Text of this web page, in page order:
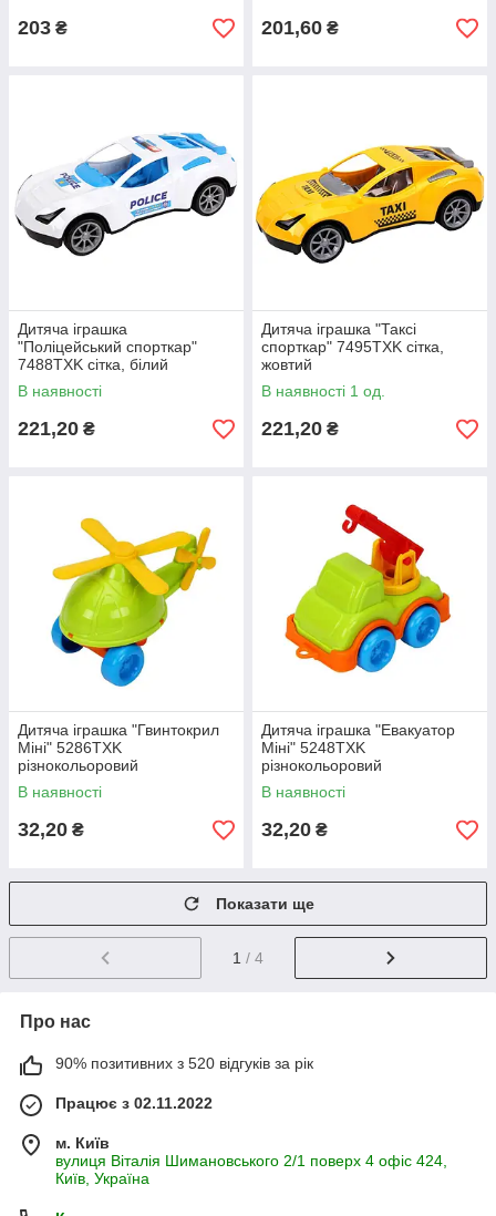
203 ₴ 201,60 ₴
Дитяча іграшка
"Поліцейський спорткар"
7488TXK сітка, білий
В наявності
221,20 ₴
Дитяча іграшка "Таксі
спорткар" 7495TXK сітка,
жовтий
В наявності 1 од.
221,20 ₴
Дитяча іграшка "Гвинтокрил
Міні" 5286TXK
різнокольоровий
В наявності
32,20 ₴
Дитяча іграшка "Евакуатор
Міні" 5248TXK
різнокольоровий
В наявності
32,20 ₴
Показати ще
1 / 4
Про нас
90% позитивних з 520 відгуків за рік
Працює з 02.11.2022
м. Київ
вулиця Віталія Шимановського 2/1 поверх 4 офіс 424,
Київ, Україна